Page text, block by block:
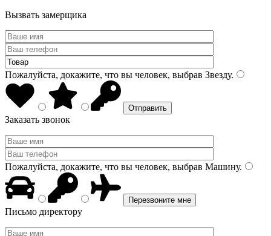
Вызвать замерщика
Пожалуйста, докажите, что вы человек, выбрав Звезду.
Заказать звонок
Пожалуйста, докажите, что вы человек, выбрав Машину.
Письмо директору